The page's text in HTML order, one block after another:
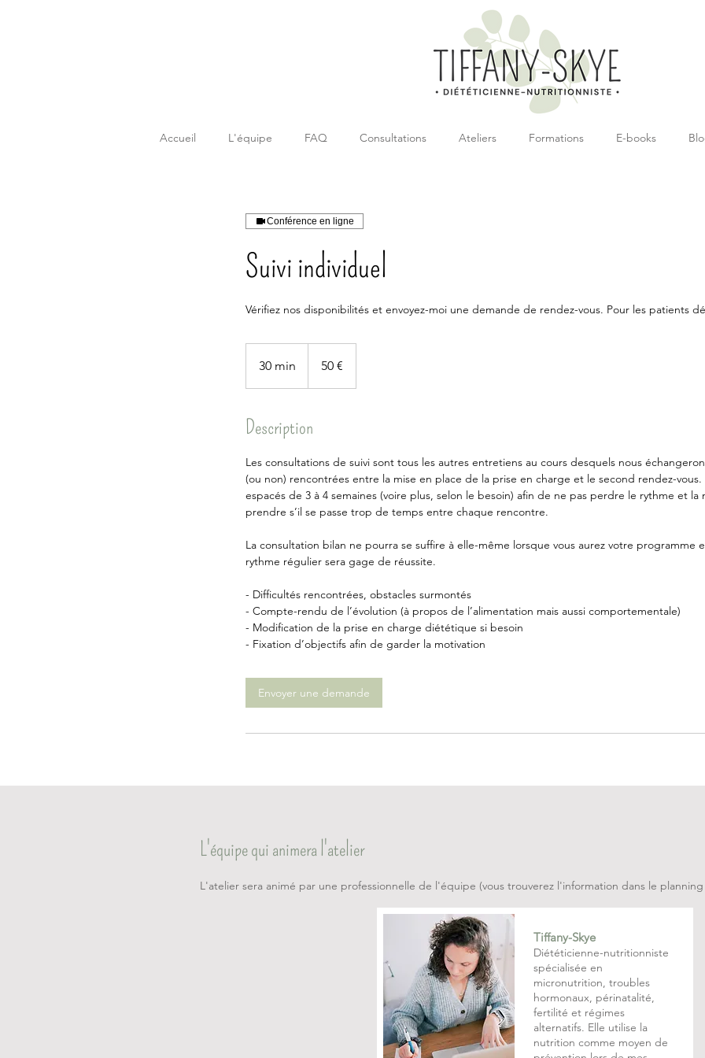
Accueil L'équipe FAQ Consultations Ateliers Formations E-books
Conférence en ligne
Suivi individuel
Vérifiez nos disponibilités et envoyez-moi une demande de rendez-vous. Pour les patients
30 min
0
i
50 €
Description
Les consultations de suivi sont tous les autres entretiens au cours desquels nous
(ou non) rencontrées entre la mise en place de la prise en charge et le second rendez-vous.
espacés de 3 à 4 semaines (voire plus, selon le besoin) afin de ne pas perdre le rythme et la
prendre s’il se passe trop de temps entre chaque rencontre.
La consultation bilan ne pourra se suffire à elle-même lorsque vous aurez votre programme
rythme régulier sera gage de réussite.
- Difficultés rencontrées, obstacles surmontés
- Compte-rendu de l’évolution (à propos de l’alimentation mais aussi comportementale)
- Modification de la prise en charge diététique si besoin
- Fixation d’objectifs afin de garder la motivation
Envoyer une demande
L'équipe qui animera l'atelier
L'atelier sera animé par une professionnelle de l'équipe (vous trouverez l'information dans le
Tiffany-Skye
Diététicienne-nutritionniste
spécialisée en
micronutrition, troubles
hormonaux, périnatalité,
fertilité et régimes
alternatifs. Elle utilise la
nutrition comme moyen de